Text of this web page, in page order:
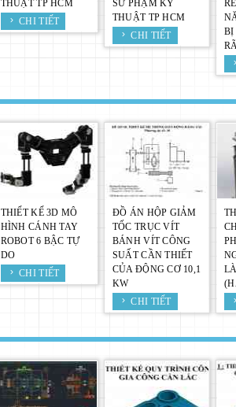
THUẬT TP HCM
CHI TIẾT
SƯ PHẠM KỸ
THUẬT TP HCM
CHI TIẾT
BỊ
THIẾT KẾ 3D MÔ
HÌNH CÁNH TAY
ROBOT 6 BẬC TỰ
DO
CHI TIẾT
ĐỒ ÁN HỘP GIẢM
TỐC TRỤC VÍT
BÁNH VÍT CÔNG
SUẤT CẦN THIẾT
CỦA ĐỘNG CƠ 10,1
KW
CHI TIẾT